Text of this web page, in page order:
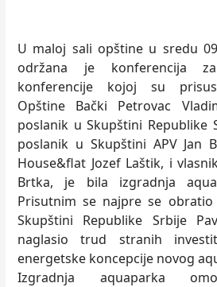
U maloj sali opštine u sredu
održana je konferencija
konferencije kojoj su
Opštine Bački Petrovac
poslanik u Skupštini Republike
poslanik u Skupštini APV Jan
House&flat Jozef Laštik, i
Brtka, je bila izgradnja
Prisutnim se najpre se
Skupštini Republike Srbije
naglasio trud stranih
energetske koncepcije novog
Izgradnja aquaparka